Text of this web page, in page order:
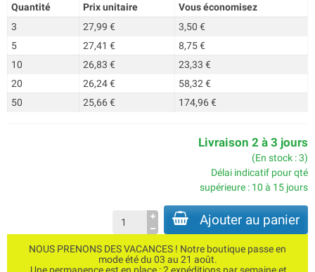
Quantité Prix unitaire
Vous économisez
3
27,99 €
3,50 €
5
27,41 €
8,75 €
10
26,83 €
23,33 €
20
26,24 €
58,32 €
50
25,66 € 174,96 €
Livraison 2 à 3 jours
(En stock : 3)
Délai indicatif pour qté
supérieure : 10 à 15 jours
Ajouter au panier
NOUS PRENONS DES VACANCES ! Notre boutique passe en
mode été du 03 au 21 août.